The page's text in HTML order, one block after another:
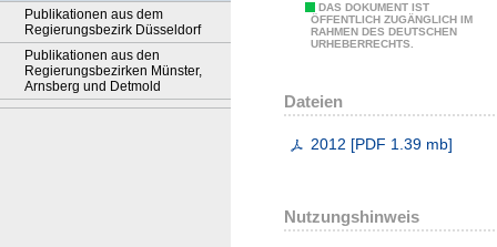
Publikationen aus dem
Regierungsbezirk Düsseldorf
Publikationen aus den
Regierungsbezirken Münster,
Arnsberg und Detmold
DAS DOKUMENT IST
ÖFFENTLICH ZUGÄNGLICH IM
RAHMEN DES DEUTSCHEN
URHEBERRECHTS.
Dateien
2012 [PDF 1.39 mb]
Nutzungshinweis